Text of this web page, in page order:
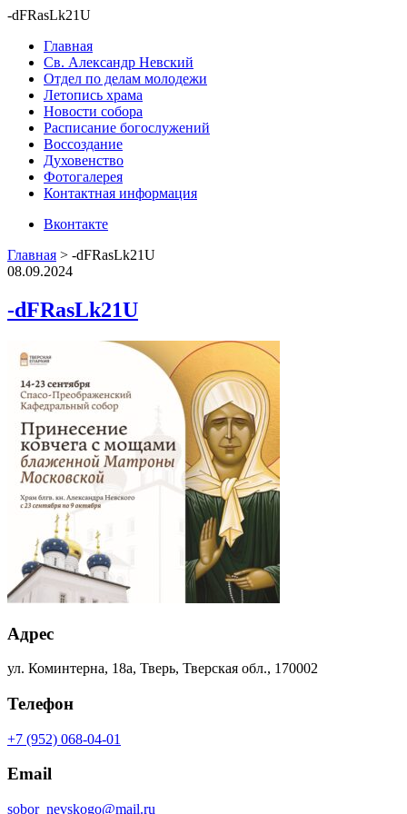
-dFRasLk21U
Главная
Св. Александр Невский
Отдел по делам молодежи
Летопись храма
Новости собора
Расписание богослужений
Воссоздание
Духовенство
Фотогалерея
Контактная информация
Вконтакте
Главная > -dFRasLk21U
08.09.2024
-dFRasLk21U
Адрес
ул. Коминтерна, 18а, Тверь, Тверская обл., 170002
Телефон
+7 (952) 068-04-01
Email
sobor_nevskogo@mail.ru